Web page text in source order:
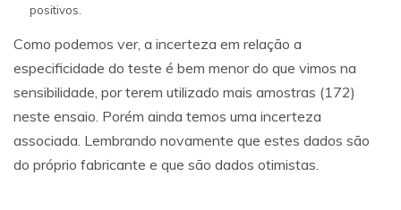
positivos.
Como podemos ver, a incerteza em relação a
especificidade do teste é bem menor do que vimos na
sensibilidade, por terem utilizado mais amostras (172)
neste ensaio. Porém ainda temos uma incerteza
associada. Lembrando novamente que estes dados são
do próprio fabricante e que são dados otimistas.